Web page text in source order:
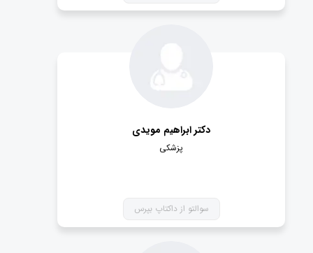
دکتر ابراهیم مویدی
پزشکی
سوالتو از داکتاپ بپرس